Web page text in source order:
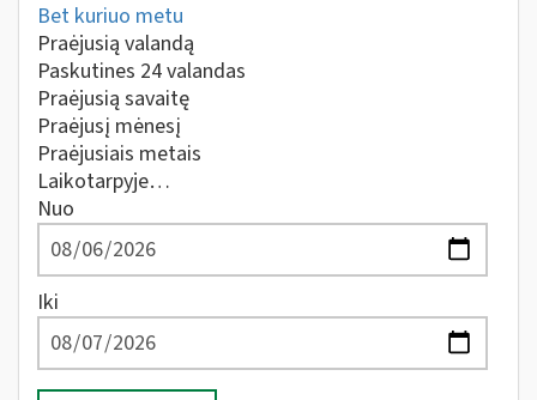
Bet kuriuo metu
Praėjusią valandą
Paskutines 24 valandas
Praėjusią savaitę
Praėjusį mėnesį
Praėjusiais metais
Laikotarpyje…
Nuo
Iki